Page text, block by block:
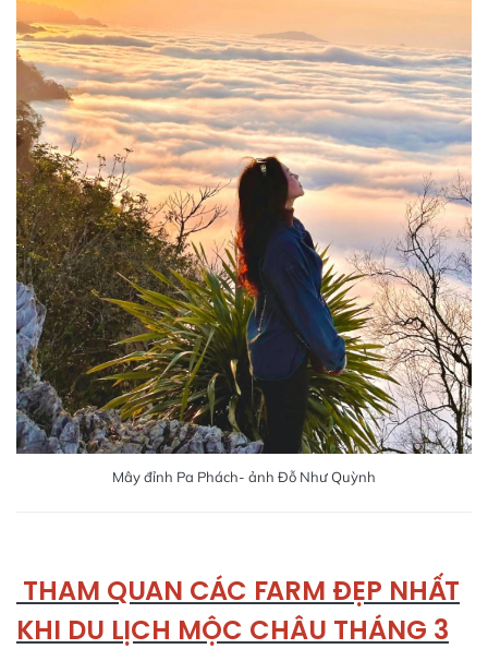
Mây đỉnh Pa Phách- ảnh Đỗ Như Quỳnh
THAM QUAN CÁC FARM ĐẸP NHẤT
KHI DU LỊCH MỘC CHÂU THÁNG 3